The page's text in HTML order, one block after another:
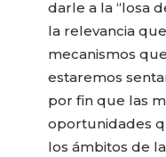
darle a la “losa
la relevancia
mecanismos
estaremos
por fin que las
oportunidades
los ámbitos de la